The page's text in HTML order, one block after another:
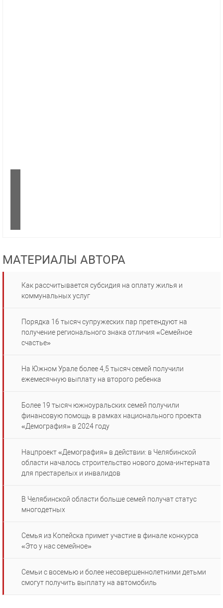
МАТЕРИАЛЫ АВТОРА
Как рассчитывается субсидия на оплату жилья и
коммунальных услуг
Порядка 16 тысяч супружеских пар претендуют на
получение регионального знака отличия «Семейное
счастье»
На Южном Урале более 4,5 тысяч семей получили
ежемесячную выплату на второго ребенка
Более 19 тысяч южноуральских семей получили
финансовую помощь в рамках национального проекта
«Демография» в 2024 году
Нацпроект «Демография» в действии: в Челябинской
области началось строительство нового дома-интерната
для престарелых и инвалидов
В Челябинской области больше семей получат статус
многодетных
Семья из Копейска примет участие в финале конкурса
«Это у нас семейное»
Семьи с восемью и более несовершеннолетними детьми
смогут получить выплату на автомобиль